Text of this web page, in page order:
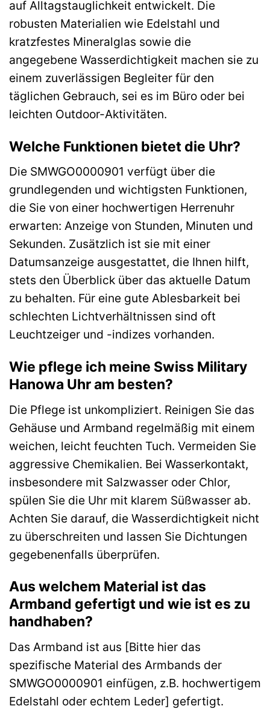
auf Alltagstauglichkeit entwickelt. Die
robusten Materialien wie Edelstahl und
kratzfestes Mineralglas sowie die
angegebene Wasserdichtigkeit machen sie zu
einem zuverlässigen Begleiter für den
täglichen Gebrauch, sei es im Büro oder bei
leichten Outdoor-Aktivitäten.
Welche Funktionen bietet die Uhr?
Die SMWGO0000901 verfügt über die
grundlegenden und wichtigsten Funktionen,
die Sie von einer hochwertigen Herrenuhr
erwarten: Anzeige von Stunden, Minuten und
Sekunden. Zusätzlich ist sie mit einer
Datumsanzeige ausgestattet, die Ihnen hilft,
stets den Überblick über das aktuelle Datum
zu behalten. Für eine gute Ablesbarkeit bei
schlechten Lichtverhältnissen sind oft
Leuchtzeiger und -indizes vorhanden.
Wie pflege ich meine Swiss Military
Hanowa Uhr am besten?
Die Pflege ist unkompliziert. Reinigen Sie das
Gehäuse und Armband regelmäßig mit einem
weichen, leicht feuchten Tuch. Vermeiden Sie
aggressive Chemikalien. Bei Wasserkontakt,
insbesondere mit Salzwasser oder Chlor,
spülen Sie die Uhr mit klarem Süßwasser ab.
Achten Sie darauf, die Wasserdichtigkeit nicht
zu überschreiten und lassen Sie Dichtungen
gegebenenfalls überprüfen.
Aus welchem Material ist das
Armband gefertigt und wie ist es zu
handhaben?
Das Armband ist aus [Bitte hier das
spezifische Material des Armbands der
SMWGO0000901 einfügen, z.B. hochwertigem
Edelstahl oder echtem Leder] gefertigt.